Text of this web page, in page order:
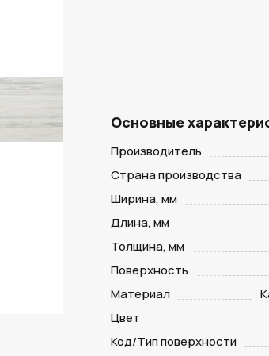
Основные
Производитель
Страна производства
Ширина, мм
Длина, мм
Толщина, мм
Поверхность
Материал
Цвет
Код/Тип поверхности